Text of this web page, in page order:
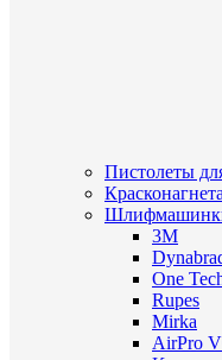
Пистолеты
3M
One
Rupes
Mirka
AirPro